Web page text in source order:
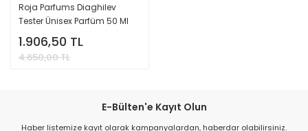
Roja Parfums Diaghilev
Tester Ünisex Parfüm 50 Ml
1.906,50 TL
4.650,00 TL
E-Bülten'e Kayıt Olun
Haber listemize kayıt olarak kampanyalardan, haberdar olabilirsiniz.